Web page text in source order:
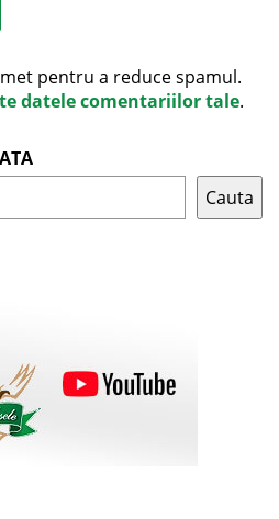
pentru a reduce spamul.
datele comentariilor tale.
Cauta